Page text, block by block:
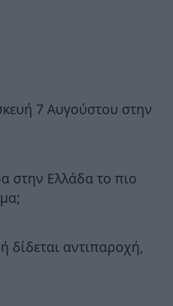
7 Αυγούστου στην
στην Ελλάδα το πιο
δίδεται αντιπαροχή,